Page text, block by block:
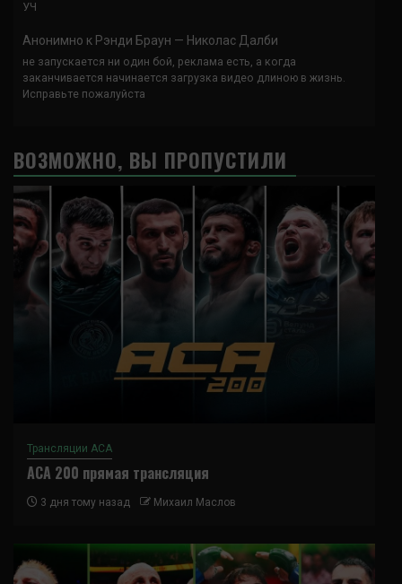
УЧ
Анонимно к Рэнди Браун — Николас Далби
не запускается ни один бой, реклама есть, а когда
заканчивается начинается загрузка видео длиною в жизнь.
Исправьте пожалуйста
ВОЗМОЖНО, ВЫ ПРОПУСТИЛИ
Трансляции ACA
ACA 200 прямая трансляция
3 дня тому назад Михаил Маслов